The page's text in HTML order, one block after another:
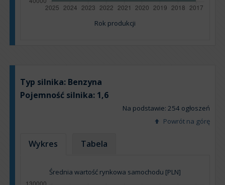
Rok produkcji
Typ silnika: Benzyna
Pojemność silnika: 1,6
Na podstawie: 254 ogłoszeń
Powrót na górę
Wykres Tabela
Średnia wartość rynkowa samochodu [PLN]